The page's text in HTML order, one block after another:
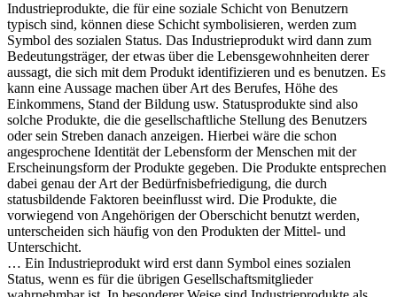
Industrieprodukte, die für eine soziale Schicht von Benutzern
typisch sind, können diese Schicht symbolisieren, werden zum
Symbol des sozialen Status. Das Industrieprodukt wird dann zum
Bedeutungsträger, der etwas über die Lebensgewohnheiten derer
aussagt, die sich mit dem Produkt identifizieren und es benutzen. Es
kann eine Aussage machen über Art des Berufes, Höhe des
Einkommens, Stand der Bildung usw. Statusprodukte sind also
solche Produkte, die die gesellschaftliche Stellung des Benutzers
oder sein Streben danach anzeigen. Hierbei wäre die schon
angesprochene Identität der Lebensform der Menschen mit der
Erscheinungsform der Produkte gegeben. Die Produkte entsprechen
dabei genau der Art der Bedürfnisbefriedigung, die durch
statusbildende Faktoren beeinflusst wird. Die Produkte, die
vorwiegend von Angehörigen der Oberschicht benutzt werden,
unterscheiden sich häufig von den Produkten der Mittel- und
Unterschicht.
… Ein Industrieprodukt wird erst dann Symbol eines sozialen
Status, wenn es für die übrigen Gesellschaftsmitglieder